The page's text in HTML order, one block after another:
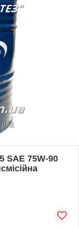
SAE 75W-90